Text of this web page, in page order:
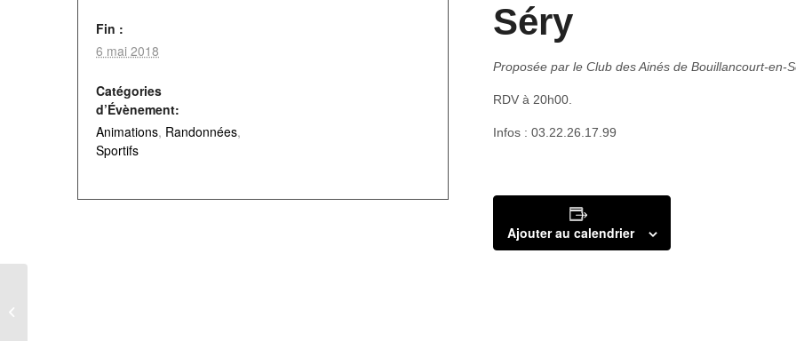
Séry
Proposée par le Club des Ainés de Bouillancourt-en-
RDV à 20h00.
Infos : 03.22.26.17.99
Ajouter au calendrier
Fin :
6 mai 2018
Catégories
d’Évènement:
Animations, Randonnées,
Sportifs